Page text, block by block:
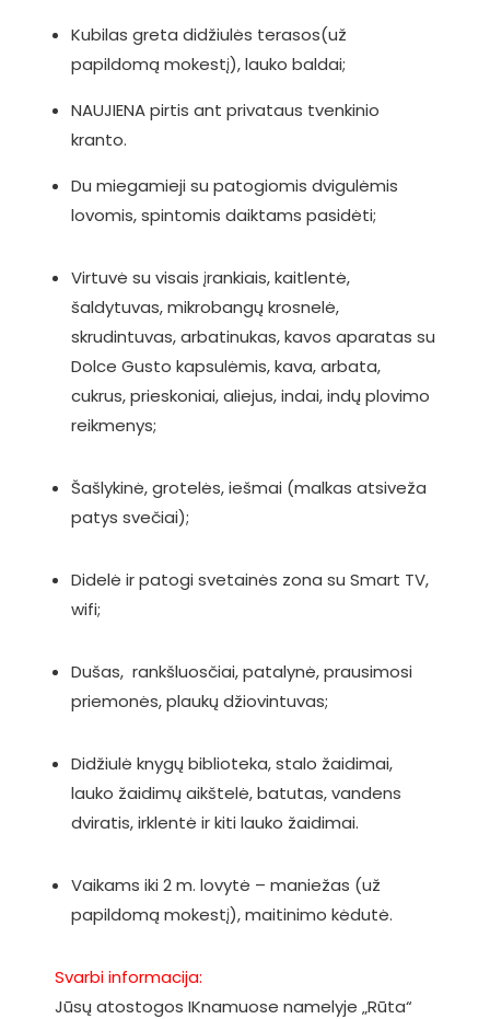
Kubilas greta didžiulės terasos(už
papildomą mokestį), lauko baldai;
NAUJIENA pirtis ant privataus tvenkinio
kranto.
Du miegamieji su patogiomis dvigulėmis
lovomis, spintomis daiktams pasidėti;
Virtuvė su visais įrankiais, kaitlentė,
šaldytuvas, mikrobangų krosnelė,
skrudintuvas, arbatinukas, kavos aparatas su
Dolce Gusto kapsulėmis, kava, arbata,
cukrus, prieskoniai, aliejus, indai, indų plovimo
reikmenys;
Šašlykinė, grotelės, iešmai (malkas atsiveža
patys svečiai);
Didelė ir patogi svetainės zona su Smart TV,
wifi;
Dušas, rankšluosčiai, patalynė, prausimosi
priemonės, plaukų džiovintuvas;
Didžiulė knygų biblioteka, stalo žaidimai,
lauko žaidimų aikštelė, batutas, vandens
dviratis, irklentė ir kiti lauko žaidimai.
Vaikams iki 2 m. lovytė – maniežas (už
papildomą mokestį), maitinimo kėdutė.
Svarbi informacija:
Jūsų atostogos IKnamuose namelyje „Rūta“